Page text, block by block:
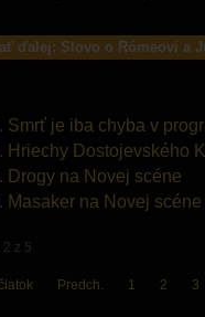
ďalej: Slovo o Rómeovi a
Smrť je iba chyba v
Hriechy Dostojevského
Drogy na Novej scéne
Masaker na Novej scéne
2 z 5
Predch. 1 2 3